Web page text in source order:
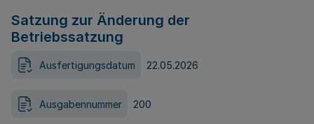
Satzung zur Änderung der
Betriebssatzung
Ausfertigungsdatum 22.05.2026
Ausgabennummer 200